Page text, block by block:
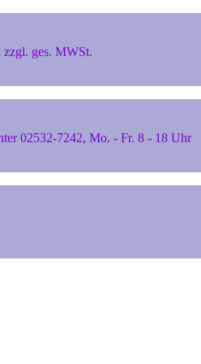
zzgl. ges. MWSt.
02532-7242, Mo. - Fr. 8 - 18 Uhr